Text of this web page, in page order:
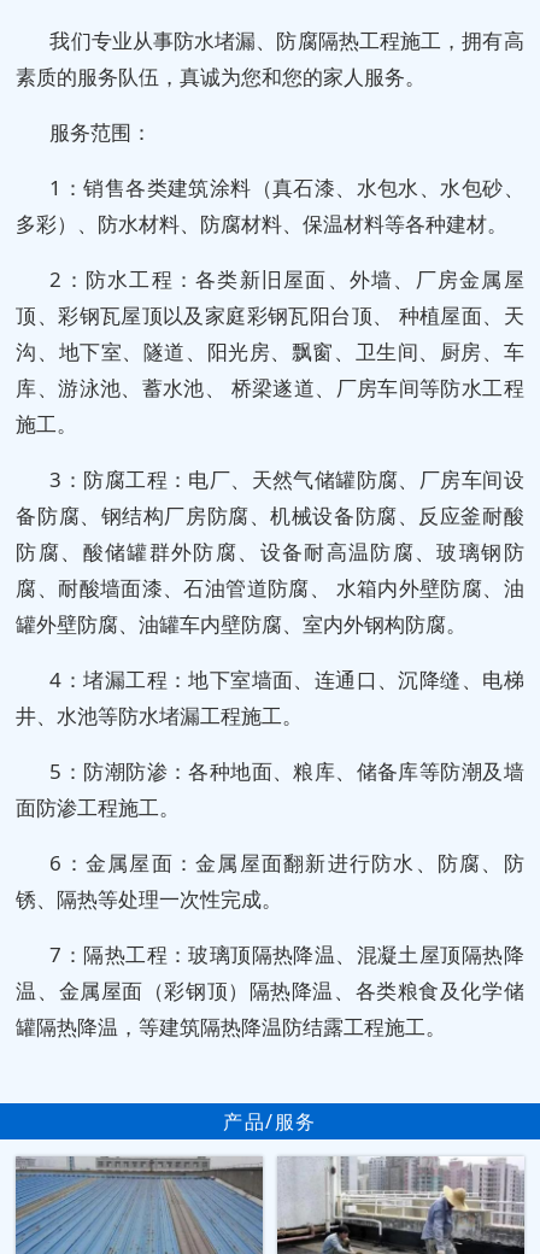
我们专业从事防水堵漏、防腐隔热工程施工，拥有高
素质的服务队伍，真诚为您和您的家人服务。
服务范围：
1：销售各类建筑涂料（真石漆、水包水、水包砂、
多彩）、防水材料、防腐材料、保温材料等各种建材。
2：防水工程：各类新旧屋面、外墙、厂房金属屋
顶、彩钢瓦屋顶以及家庭彩钢瓦阳台顶、 种植屋面、天
沟、地下室、隧道、阳光房、飘窗、卫生间、厨房、车
库、游泳池、蓄水池、 桥梁遂道、厂房车间等防水工程
施工。
3：防腐工程：电厂、天然气储罐防腐、厂房车间设
备防腐、钢结构厂房防腐、机械设备防腐、反应釜耐酸
防腐、酸储罐群外防腐、设备耐高温防腐、玻璃钢防
腐、耐酸墙面漆、石油管道防腐、 水箱内外壁防腐、油
罐外壁防腐、油罐车内壁防腐、室内外钢构防腐。
4：堵漏工程：地下室墙面、连通口、沉降缝、电梯
井、水池等防水堵漏工程施工。
5：防潮防渗：各种地面、粮库、储备库等防潮及墙
面防渗工程施工。
6：金属屋面：金属屋面翻新进行防水、防腐、防
锈、隔热等处理一次性完成。
7：隔热工程：玻璃顶隔热降温、混凝土屋顶隔热降
温、金属屋面（彩钢顶）隔热降温、各类粮食及化学储
罐隔热降温，等建筑隔热降温防结露工程施工。
产品/服务